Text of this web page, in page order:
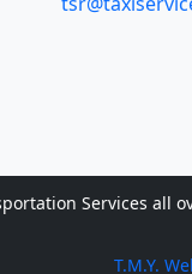
Transportation Services
T.M.Y.